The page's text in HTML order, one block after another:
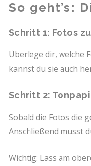
So geht’s:
Schritt 1: Fotos
Überlege dir, welche
kannst du sie auch
Schritt 2:
Sobald die Fotos die
Anschließend musst
Wichtig: Lass am